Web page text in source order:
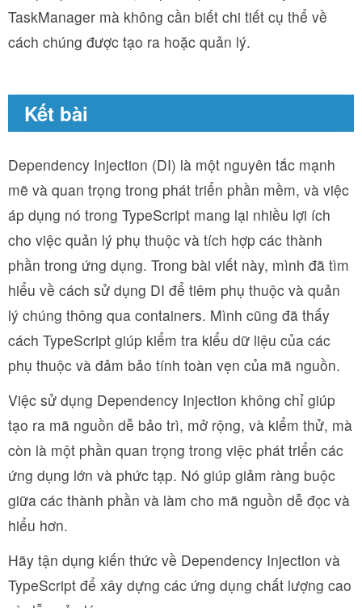
TaskManager mà không cần biết chi tiết cụ thể về
cách chúng được tạo ra hoặc quản lý.
Kết bài
Dependency Injection (DI) là một nguyên tắc mạnh
mẽ và quan trọng trong phát triển phần mềm, và việc
áp dụng nó trong TypeScript mang lại nhiều lợi ích
cho việc quản lý phụ thuộc và tích hợp các thành
phần trong ứng dụng. Trong bài viết này, mình đã tìm
hiểu về cách sử dụng DI để tiêm phụ thuộc và quản
lý chúng thông qua containers. Mình cũng đã thấy
cách TypeScript giúp kiểm tra kiểu dữ liệu của các
phụ thuộc và đảm bảo tính toàn vẹn của mã nguồn.
Việc sử dụng Dependency Injection không chỉ giúp
tạo ra mã nguồn dễ bảo trì, mở rộng, và kiểm thử, mà
còn là một phần quan trọng trong việc phát triển các
ứng dụng lớn và phức tạp. Nó giúp giảm ràng buộc
giữa các thành phần và làm cho mã nguồn dễ đọc và
hiểu hơn.
Hãy tận dụng kiến thức về Dependency Injection và
TypeScript để xây dựng các ứng dụng chất lượng cao